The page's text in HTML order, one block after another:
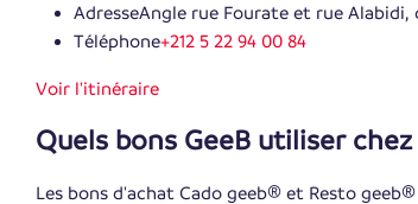
AdresseAngle rue Fourate et rue Alabidi,
Téléphone+212 5 22 94 00 84
Voir l'itinéraire
Quels bons GeeB utiliser
Les bons d'achat Cado geeb® et Resto